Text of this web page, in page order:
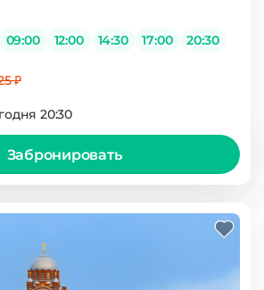
09:00 12:00 14:30 17:00 20:30
₽
20:30
Забронировать